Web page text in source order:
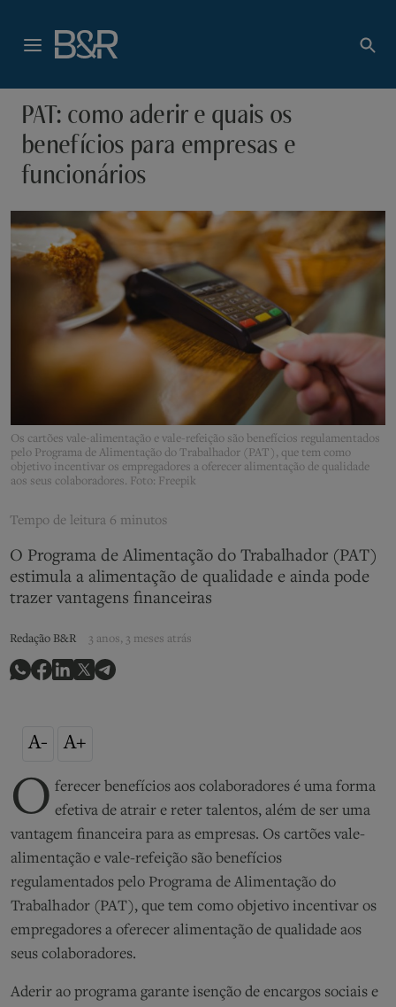
PAT: como aderir e quais os
benefícios para empresas e
funcionários
Os cartões vale-alimentação e vale-refeição são benefícios regulamentados
pelo Programa de Alimentação do Trabalhador (PAT), que tem como
objetivo incentivar os empregadores a oferecer alimentação de qualidade
aos seus colaboradores. Foto: Freepik
Tempo de leitura 6 minutos
O Programa de Alimentação do Trabalhador (PAT)
estimula a alimentação de qualidade e ainda pode
trazer vantagens financeiras
Redação B&R 3 anos, 3 meses atrás
A- A+
O ferecer benefícios aos colaboradores é uma forma
efetiva de atrair e reter talentos, além de ser uma
vantagem financeira para as empresas. Os cartões vale-
alimentação e vale-refeição são benefícios
regulamentados pelo Programa de Alimentação do
Trabalhador (PAT), que tem como objetivo incentivar os
empregadores a oferecer alimentação de qualidade aos
seus colaboradores.
Aderir ao programa garante isenção de encargos sociais e